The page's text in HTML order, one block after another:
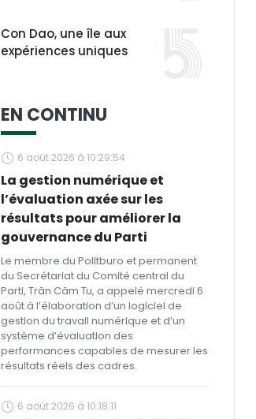
Con Dao, une île aux
expériences uniques
EN CONTINU
6 août 2026 à 10:29:54
La gestion numérique et
l’évaluation axée sur les
résultats pour améliorer la
gouvernance du Parti
Le membre du Politburo et permanent
du Secrétariat du Comité central du
Parti, Trân Câm Tu, a appelé mercredi 6
août à l’élaboration d’un logiciel de
gestion du travail numérique et d’un
système d’évaluation des
performances capables de mesurer les
résultats réels des cadres.
6 août 2026 à 10:18:11